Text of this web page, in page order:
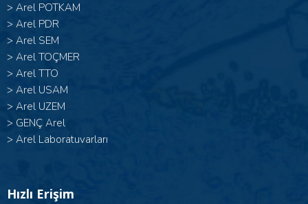
> Arel POTKAM
> Arel PDR
> Arel SEM
> Arel TOÇMER
> Arel TTO
> Arel USAM
> Arel UZEM
> GENÇ Arel
> Arel Laboratuvarları
Hızlı Erişim